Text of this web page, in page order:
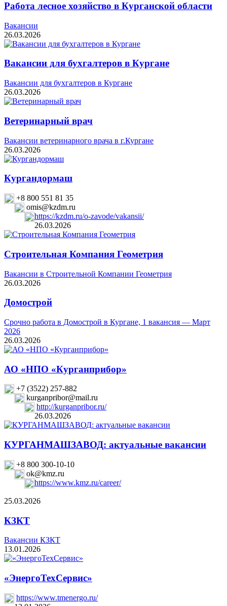
Работа лесное хозяйство в Курганской области
Вакансии
26.03.2026
Вакансии для бухгалтеров в Кургане
Вакансии для бухгалтеров в Кургане
26.03.2026
Ветеринарный врач
Вакансии ветеринарного врача в г.Кургане
26.03.2026
Кургандормаш
+8 800 551 81 35
omis@kzdm.ru
https://kzdm.ru/o-zavode/vakansii/
26.03.2026
Строительная Компания Геометрия
Вакансии в Строительной Компании Геометрия
26.03.2026
Домострой
Срочно работа в Домострой в Кургане, 1 вакансия — Март
2026
26.03.2026
АО «НПО «Курганприбор»
+7 (3522) 257-882
kurganpribor@mail.ru
http://kurganpribor.ru/
26.03.2026
КУРГАНМАШЗАВОД: актуальные вакансии
+8 800 300-10-10
ok@kmz.ru
https://www.kmz.ru/career/
25.03.2026
КЗКТ
Вакансии КЗКТ
13.01.2026
«ЭнергоТехСервис»
https://www.tmenergo.ru/